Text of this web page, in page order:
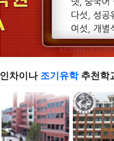
인차이나 조기유학추천학